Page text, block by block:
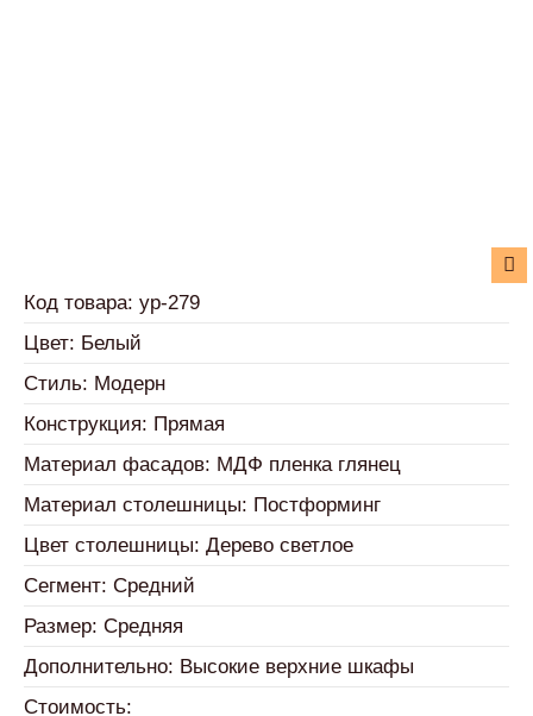
Код товара: ур-279
Цвет: Белый
Стиль: Модерн
Конструкция: Прямая
Материал фасадов: МДФ пленка глянец
Материал столешницы: Постформинг
Цвет столешницы: Дерево светлое
Сегмент: Средний
Размер: Средняя
Дополнительно: Высокие верхние шкафы
Стоимость: